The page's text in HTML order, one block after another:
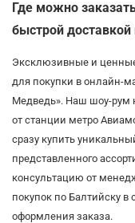
Где можно
быстрой доставкой
Эксклюзивные и
для покупки в онлайн-
Медведь». Наш шоу-рум
от станции метро
сразу купить
представленного
консультацию от
покупок по Балтийску
оформления заказа.